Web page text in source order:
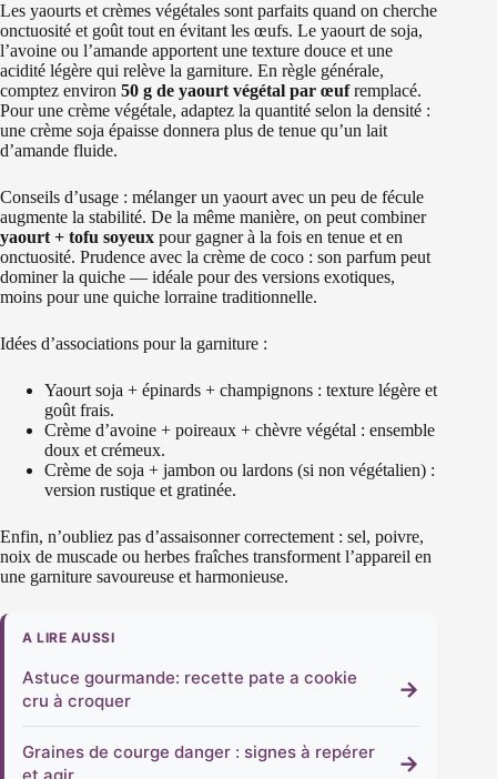
Les yaourts et crèmes végétales sont parfaits quand on cherche
onctuosité et goût tout en évitant les œufs. Le yaourt de soja,
l’avoine ou l’amande apportent une texture douce et une
acidité légère qui relève la garniture. En règle générale,
comptez environ 50 g de yaourt végétal par œufremplacé.
Pour une crème végétale, adaptez la quantité selon la densité :
une crème soja épaisse donnera plus de tenue qu’un lait
d’amande fluide.
Conseils d’usage : mélanger un yaourt avec un peu de fécule
augmente la stabilité. De la même manière, on peut combiner
yaourt + tofu soyeux pour gagner à la fois en tenue et en
onctuosité. Prudence avec la crème de coco : son parfum peut
dominer la quiche — idéale pour des versions exotiques,
moins pour une quiche lorraine traditionnelle.
Idées d’associations pour la garniture :
Yaourt soja + épinards + champignons : texture légère et
goût frais.
Crème d’avoine + poireaux + chèvre végétal : ensemble
doux et crémeux.
Crème de soja + jambon ou lardons (si non végétalien) :
version rustique et gratinée.
Enfin, n’oubliez pas d’assaisonner correctement : sel, poivre,
noix de muscade ou herbes fraîches transforment l’appareil en
une garniture savoureuse et harmonieuse.
A LIRE AUSSI
Astuce gourmande: recette pate a cookie
cru à croquer
→
Graines de courge danger : signes à repérer
→